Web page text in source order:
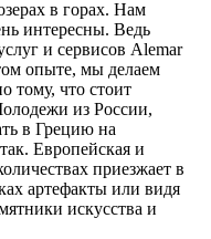
в горах. Нам
интересны. Ведь
и сервисов Alemar
опыте, мы делаем
тому, что стоит
из России,
в Грецию на
Европейская и
приезжает в
артефакты или видя
искусства и